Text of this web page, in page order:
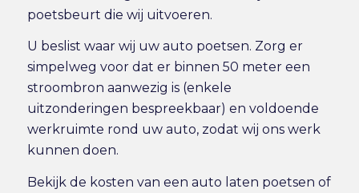
poetsbeurt die wij uitvoeren.
U beslist waar wij uw auto poetsen. Zorg er
simpelweg voor dat er binnen 50 meter een
stroombron aanwezig is (enkele
uitzonderingen bespreekbaar) en voldoende
werkruimte rond uw auto, zodat wij ons werk
kunnen doen.
Bekijk de kosten van een auto laten poetsen of